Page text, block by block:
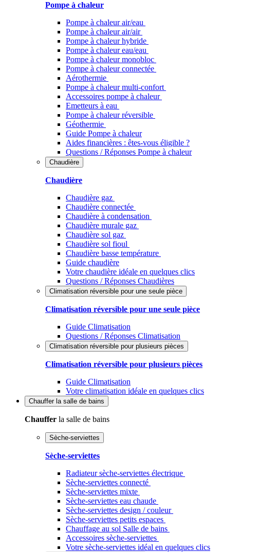
Pompe à chaleur
Pompe à chaleur air/eau
Pompe à chaleur air/air
Pompe à chaleur hybride
Pompe à chaleur​ eau/eau
Pompe à chaleur monobloc
Pompe à chaleur connectée
Aérothermie
Pompe à chaleur multi-confort
Accessoires pompe à chaleur
Emetteurs à eau
Pompe à chaleur réversible
Géothermie
Guide Pompe à chaleur
Aides financières : êtes-vous éligible ?
Questions / Réponses Pompe à chaleur
Chaudière
Chaudière
Chaudière gaz
Chaudière connectée
Chaudière à condensation
Chaudière murale gaz
Chaudière sol gaz
Chaudière sol fioul
Chaudière basse température
Guide chaudière
Votre chaudière idéale en quelques clics
Questions / Réponses Chaudières
Climatisation réversible pour une seule pièce
Climatisation réversible pour une seule pièce
Guide Climatisation
Questions / Réponses Climatisation
Climatisation réversible pour plusieurs pièces
Climatisation réversible pour plusieurs pièces
Guide Climatisation
Votre climatisation idéale en quelques clics
Chauffer la salle de bains
Chauffer la salle de bains
Sèche-serviettes
Sèche-serviettes
Radiateur sèche-serviettes électrique
Sèche-serviettes connecté
Sèche-serviettes mixte
Sèche-serviettes eau chaude
Sèche-serviettes design / couleur
Sèche-serviettes petits espaces
Chauffage au sol Salle de bains
Accessoires sèche-serviettes
Votre sèche-serviettes idéal en quelques clics